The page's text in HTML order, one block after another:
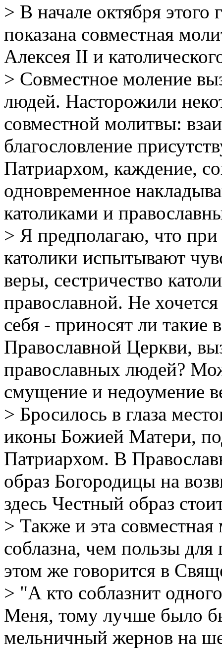
> В начале октября
показана совместная
Алексея II и
> Совместное моление
людей. Насторожили
совместной молитвы:
благословление
Патриархом, каждение,
одновременное
католиками и
> Я предполагаю, что
католики испытывают
веры, сестричество
православной. Не
себя - приносят ли такие
Православной Церкви,
православных людей?
смущение и недоумение
> Бросилось в глаза
иконы Божией Матери,
Патриархом. В
образ Богородицы на
здесь Честный образ
> Также и эта
соблазна, чем пользы
этом же говорится в
> "А кто соблазнит
Меня, тому лучше было
мельничный жернов на